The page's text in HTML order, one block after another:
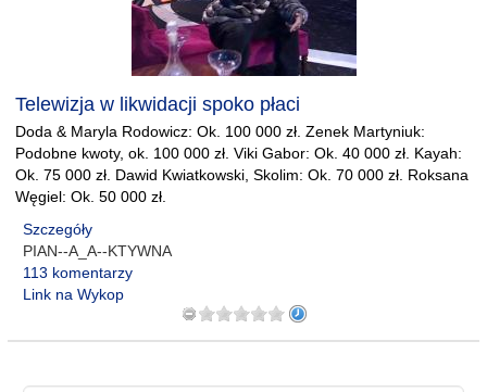
Telewizja w likwidacji spoko płaci
Doda & Maryla Rodowicz: Ok. 100 000 zł. Zenek Martyniuk:
Podobne kwoty, ok. 100 000 zł. Viki Gabor: Ok. 40 000 zł. Kayah:
Ok. 75 000 zł. Dawid Kwiatkowski, Skolim: Ok. 70 000 zł. Roksana
Węgiel: Ok. 50 000 zł.
Szczegóły
PIAN--A_A--KTYWNA
113 komentarzy
Link na Wykop